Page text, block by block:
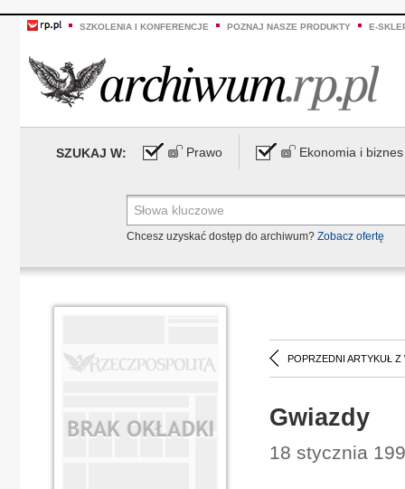
SZKOLENIA I KONFERENCJE POZNAJ NASZE PRODUKTY E-
SZUKAJ W: Prawo Ekonomia i biznes
Chcesz uzyskać dostęp do archiwum? Zobacz ofertę
POPRZEDNI ARTYKUŁ Z
Gwiazdy
18 stycznia